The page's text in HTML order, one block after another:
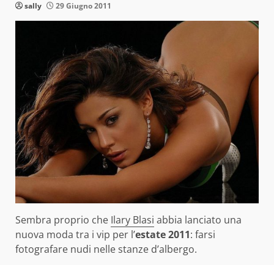
sally 29 Giugno 2011
Sembra proprio che Ilary Blasi abbia lanciato una
nuova moda tra i vip per l’estate 2011: farsi
fotografare nudi nelle stanze d’albergo.